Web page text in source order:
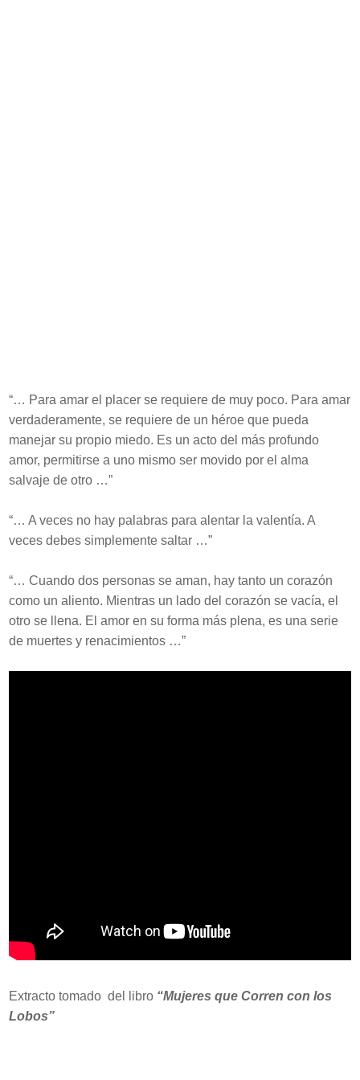
“… Para amar el placer se requiere de muy poco. Para amar
verdaderamente, se requiere de un héroe que pueda
manejar su propio miedo. Es un acto del más profundo
amor, permitirse a uno mismo ser movido por el alma
salvaje de otro …”
“… A veces no hay palabras para alentar la valentía. A
veces debes simplemente saltar …”
“… Cuando dos personas se aman, hay tanto un corazón
como un aliento. Mientras un lado del corazón se vacía, el
otro se llena. El amor en su forma más plena, es una serie
de muertes y renacimientos …”
Extracto tomado del libro “Mujeres que Corren con los
Lobos”